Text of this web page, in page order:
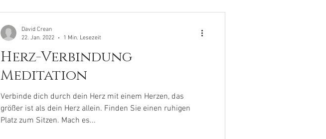
Herz-Verbindung
Meditation
Verbinde dich durch dein Herz mit einem Herzen, das
größer ist als dein Herz allein. Finden Sie einen ruhigen
Platz zum Sitzen. Mach es...
David Crean
22. Jan. 2022
1 Min. Lesezeit